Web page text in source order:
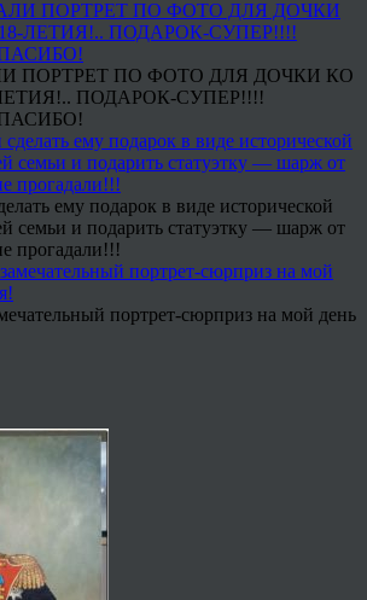
ПОРТРЕТ ПО ФОТО ДЛЯ ДОЧКИ КО
ПОДАРОК-СУПЕР!!!!
ему подарок в виде исторической
семьи и подарить статуэтку — шарж от
прогадали!!!
портрет-сюрприз на мой день